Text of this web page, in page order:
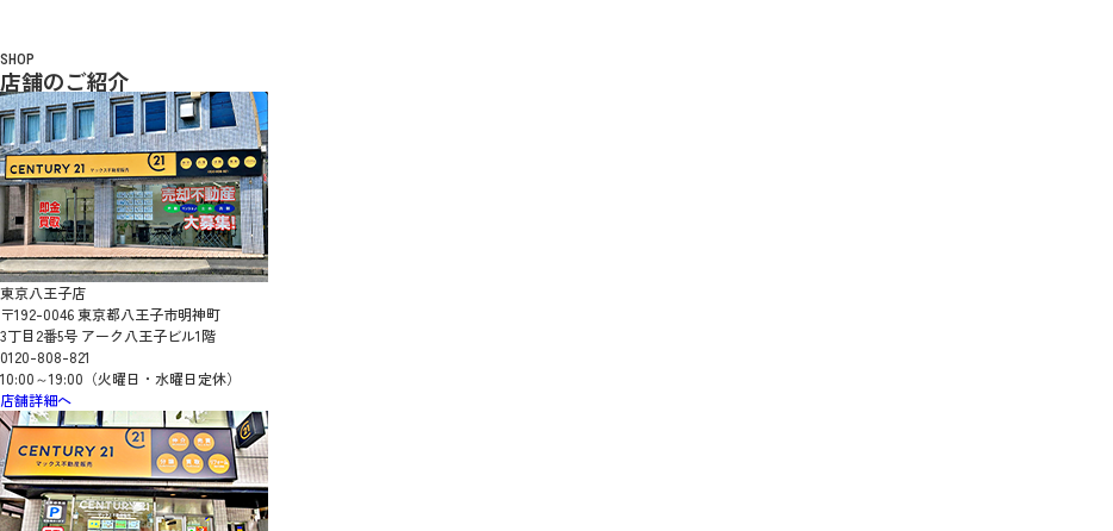
SHOP
店舗のご紹介
東京八王子店
〒192-0046 東京都八王子市明神町
3丁目2番5号 アーク八王子ビル1階
0120-808-821
10:00～19:00（火曜日・水曜日定休）
店舗詳細へ